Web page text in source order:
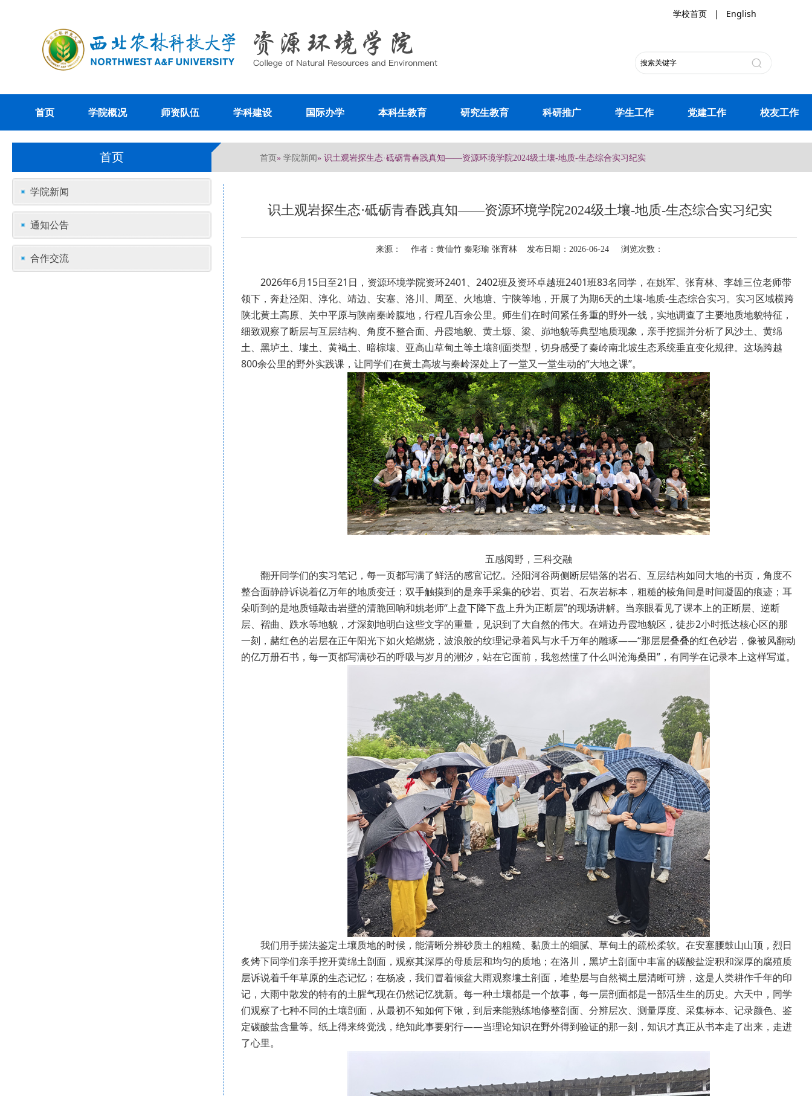
学校首页 | English
首页 学院概况 师资队伍 学科建设 国际办学 本科生教育 研究生教育 科研推广 学生工作 党建工作 校友工作
首页 首页» 学院新闻» 识土观岩探生态·砥砺青春践真知——资源环境学院2024级土壤-地质-生态综合实习纪实
学院新闻
通知公告
合作交流
识土观岩探生态·砥砺青春践真知——资源环境学院2024级土壤-地质-生态综合实习纪实
来源： 作者：黄仙竹 秦彩瑜 张育林 发布日期：2026-06-24 浏览次数：
2026年6月15日至21日，资源环境学院资环2401、2402班及资环卓越班2401班83名同学，在姚军、张育林、李雄三位老师带
领下，奔赴泾阳、淳化、靖边、安塞、洛川、周至、火地塘、宁陕等地，开展了为期6天的土壤-地质-生态综合实习。实习区域横跨
陕北黄土高原、关中平原与陕南秦岭腹地，行程几百余公里。师生们在时间紧任务重的野外一线，实地调查了主要地质地貌特征，
细致观察了断层与互层结构、角度不整合面、丹霞地貌、黄土塬、梁、峁地貌等典型地质现象，亲手挖掘并分析了风沙土、黄绵
土、黑垆土、塿土、黄褐土、暗棕壤、亚高山草甸土等土壤剖面类型，切身感受了秦岭南北坡生态系统垂直变化规律。这场跨越
800余公里的野外实践课，让同学们在黄土高坡与秦岭深处上了一堂又一堂生动的“大地之课”。
五感阅野，三科交融
翻开同学们的实习笔记，每一页都写满了鲜活的感官记忆。泾阳河谷两侧断层错落的岩石、互层结构如同大地的书页，角度不
整合面静静诉说着亿万年的地质变迁；双手触摸到的是亲手采集的砂岩、页岩、石灰岩标本，粗糙的棱角间是时间凝固的痕迹；耳
朵听到的是地质锤敲击岩壁的清脆回响和姚老师“上盘下降下盘上升为正断层”的现场讲解。当亲眼看见了课本上的正断层、逆断
层、褶曲、跌水等地貌，才深刻地明白这些文字的重量，见识到了大自然的伟大。在靖边丹霞地貌区，徒步2小时抵达核心区的那
一刻，赭红色的岩层在正午阳光下如火焰燃烧，波浪般的纹理记录着风与水千万年的雕琢——“那层层叠叠的红色砂岩，像被风翻动
的亿万册石书，每一页都写满砂石的呼吸与岁月的潮汐，站在它面前，我忽然懂了什么叫沧海桑田”，有同学在记录本上这样写道。
我们用手搓法鉴定土壤质地的时候，能清晰分辨砂质土的粗糙、黏质土的细腻、草甸土的疏松柔软。在安塞腰鼓山山顶，烈日
炙烤下同学们亲手挖开黄绵土剖面，观察其深厚的母质层和均匀的质地；在洛川，黑垆土剖面中丰富的碳酸盐淀积和深厚的腐殖质
层诉说着千年草原的生态记忆；在杨凌，我们冒着倾盆大雨观察塿土剖面，堆垫层与自然褐土层清晰可辨，这是人类耕作千年的印
记，大雨中散发的特有的土腥气现在仍然记忆犹新。每一种土壤都是一个故事，每一层剖面都是一部活生生的历史。六天中，同学
们观察了七种不同的土壤剖面，从最初不知如何下锹，到后来能熟练地修整剖面、分辨层次、测量厚度、采集标本、记录颜色、鉴
定碳酸盐含量等。纸上得来终觉浅，绝知此事要躬行——当理论知识在野外得到验证的那一刻，知识才真正从书本走了出来，走进
了心里。